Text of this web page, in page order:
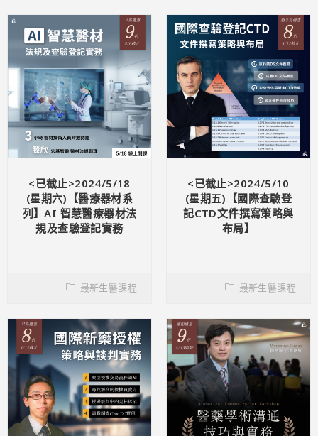
<已截止>2024/5/18
(星期六)【醫療器材系
列】AI 智慧醫療器材法
規及查驗登記實務
最新生醫課程
<已截止>2024/5/10
(星期五)【國際查驗登
記CTD文件撰寫策略與
布局】
最新生醫課程